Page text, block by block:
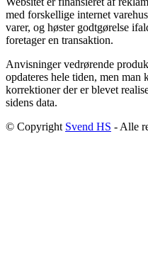
med forskellige internet
varer, og høster godtgørelse
foretager en transaktion.
Anvisninger vedrørende
opdateres hele tiden, men
korrektioner der er blevet
sidens data.
© Copyright Svend HS - Alle